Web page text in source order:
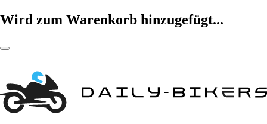
Wird zum Warenkorb hinzugefügt...